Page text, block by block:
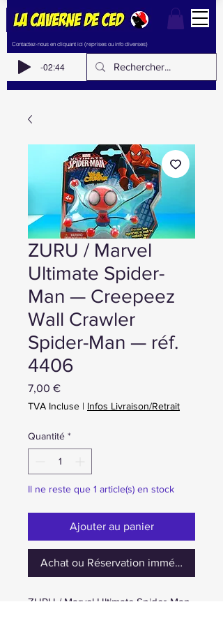
Contactez-nous en cliquant ici (reprises ou info diverses)
-02:44
ZURU / Marvel
Ultimate Spider-
Man — Creepeez
Wall Crawler
Spider-Man — réf.
4406
7,00 €Prix
TVA Incluse | Infos Livraison/Retrait
Quantité *
Il ne reste que 1 article(s) en stock
Ajouter au panier
Achat ou Réservation immédiate
ZURU / Marvel Ultimate Spider-Man